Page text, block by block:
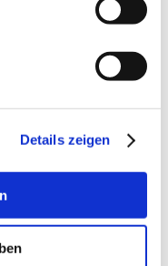
Details zeigen